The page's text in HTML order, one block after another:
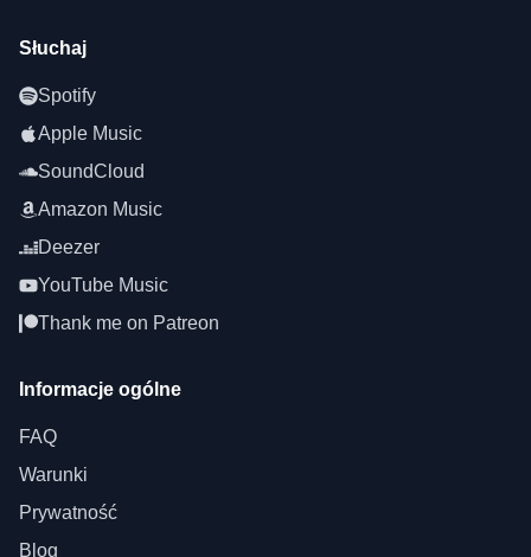
Słuchaj
Spotify
Apple Music
SoundCloud
Amazon Music
Deezer
YouTube Music
Thank me on Patreon
Informacje ogólne
FAQ
Warunki
Prywatność
Blog